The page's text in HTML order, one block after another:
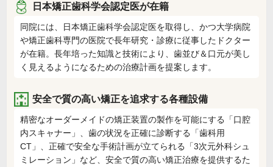
日本矯正歯科学会認定医が在籍
同院には、日本矯正歯科学会認定医を取得し、かつ大学病院
や矯正歯科専門の医院で長年研究・診療に従事したドクター
が在籍。長年培った知識と技術により、歯並び＆口元が美し
く見えるようになるための治療計画を提案します。
安全で質の高い矯正を追求する各種設備
精密なオーダーメイドの矯正装置の製作を可能にする「口腔
内スキャナー」、歯の状況を正確に診断する「歯科用
CT」、正確で安全な手術計画が立てられる「3次元外科シュ
ミレーション」など、安全で質の高い矯正治療を提供するた